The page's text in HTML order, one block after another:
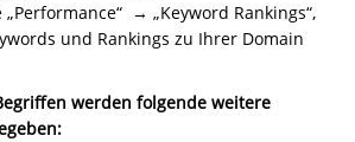
→ „Keyword Rankings“,
und Rankings zu Ihrer Domain
werden folgende weitere